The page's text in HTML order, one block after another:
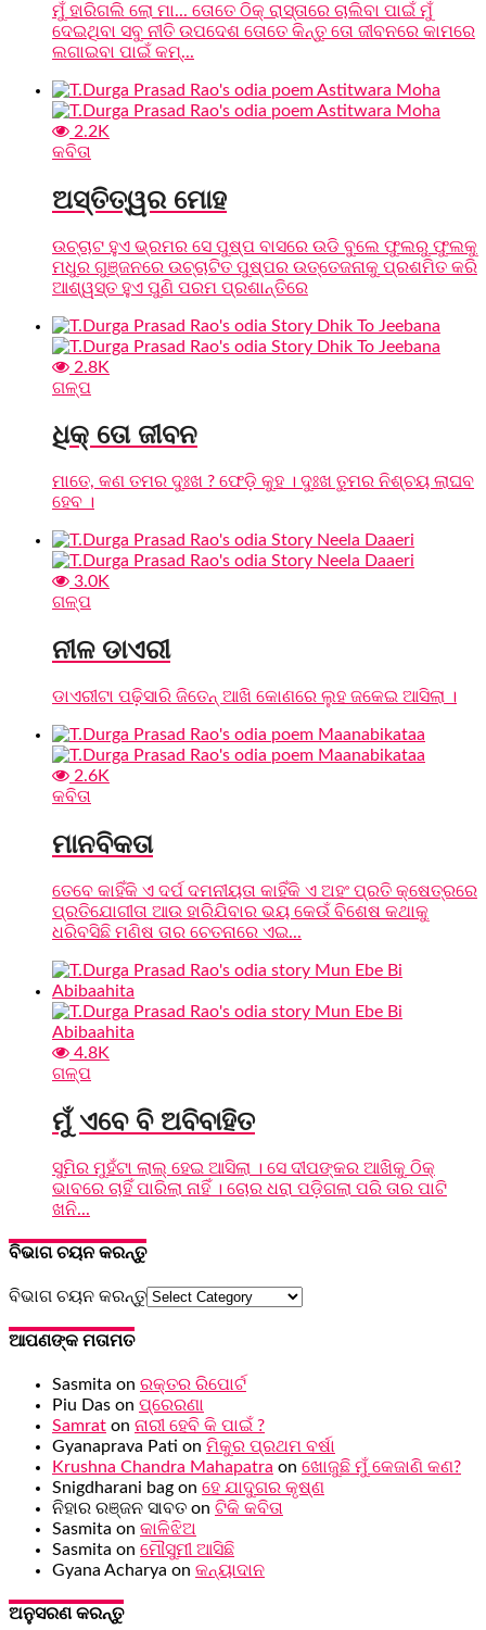
ମୁଁ ହାରିଗଲି ଲୋ ମା... ତୋତେ ଠିକ୍ ରାସ୍ତାରେ ଚାଲିବା ପାଇଁ ମୁଁ
ଦେଇଥିବା ସବୁ ନୀତି ଉପଦେଶ ତୋତେ କିନ୍ତୁ ତୋ ଜୀବନରେ କାମରେ
ଲଗାଇବା ପାଇଁ କମ୍...
2.2K
କବିତା
ଅସ୍ତିତ୍ୱର ମୋହ
ଉଚ୍ଚାଟ ହୁଏ ଭ୍ରମର ସେ ପୁଷ୍ପ ବାସରେ ଉଡି ବୁଲେ ଫୁଲରୁ ଫୁଲକୁ
ମଧୁର ଗୁଞ୍ଜନରେ ଉଚ୍ଚାଟିତ ପୁଷ୍ପର ଉତ୍ତେଜନାକୁ ପ୍ରଶମିତ କରି
ଆଶ୍ୱସ୍ତ ହୁଏ ପୁଣି ପରମ ପ୍ରଶାନ୍ତିରେ
2.8K
ଗଳ୍ପ
ଧିକ୍ ତୋ ଜୀବନ
ମାତେ, କଣ ତମର ଦୁଃଖ ? ଫେଡ଼ି କୁହ । ଦୁଃଖ ତୁମର ନିଶ୍ଚୟ ଲାଘବ
ହେବ ।
3.0K
ଗଳ୍ପ
ନୀଳ ଡାଏରୀ
ଡାଏରୀଟା ପଢ଼ିସାରି ଜିତେନ୍ ଆଖି କୋଣରେ ଲୁହ ଜକେଇ ଆସିଲା ।
2.6K
କବିତା
ମାନବିକତା
ତେବେ କାହିଁକି ଏ ଦର୍ପ ଦମନୀୟତା କାହିଁକି ଏ ଅହଂ ପ୍ରତି କ୍ଷେତ୍ରରେ
ପ୍ରତିଯୋଗୀତା ଆଉ ହାରିଯିବାର ଭୟ କେଉଁ ବିଶେଷ କଥାକୁ
ଧରିବସିଛି ମଣିଷ ତାର ଚେତନାରେ ଏଇ...
4.8K
ଗଳ୍ପ
ମୁଁ ଏବେ ବି ଅବିବାହିତ
ସୁମିର ମୁହଁଟା ଲାଲ୍ ହେଇ ଆସିଲା । ସେ ଦୀପଙ୍କର ଆଖିକୁ ଠିକ୍
ଭାବରେ ଚାହିଁ ପାରିଲା ନାହିଁ । ଚୋର ଧରା ପଡ଼ିଗଲା ପରି ତାର ପାଟି
ଖନି...
ବିଭାଗ ଚୟନ କରନ୍ତୁ
ବିଭାଗ ଚୟନ କରନ୍ତୁ
ଆପଣଙ୍କ ମତାମତ
Sasmita on ରକ୍ତର ରିପୋର୍ଟ
Piu Das on ପ୍ରେରଣା
Samrat on ନାରୀ ହେବି କି ପାଇଁ ?
Gyanaprava Pati on ମିକୁର ପ୍ରଥମ ବର୍ଷା
Krushna Chandra Mahapatra on ଖୋଜୁଛି ମୁଁ କେଜାଣି କଣ?
Snigdharani bag on ହେ ଯାଦୁଗର କୃଷ୍ଣ
ନିହାର ରଞ୍ଜନ ସାବତ on ଟିକି କବିତା
Sasmita on କାଳିଝିଅ
Sasmita on ମୌସୁମୀ ଆସିଛି
Gyana Acharya on କନ୍ୟାଦାନ
ଅନୁସରଣ କରନ୍ତୁ